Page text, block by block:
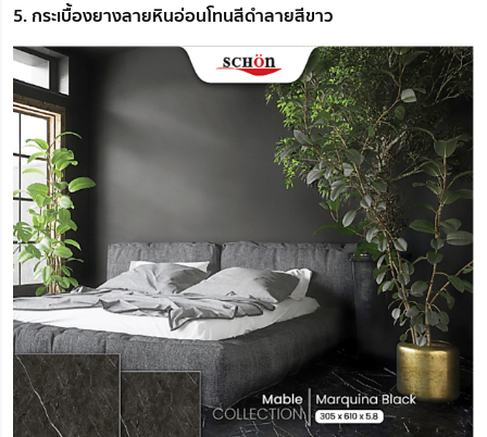
5. กระเบื้องยางลายหินอ่อนโทนสีดำลายสีขาว